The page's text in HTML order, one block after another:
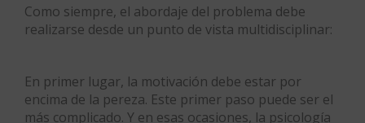
Como siempre, el abordaje del problema debe
realizarse desde un punto de vista multidisciplinar:
En primer lugar, la motivación debe estar por
encima de la pereza. Este primer paso puede ser el
más complicado. Y en esas ocasiones, la psicología